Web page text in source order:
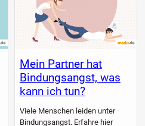
Mein Partner hat
Bindungsangst, was
kann ich tun?
Viele Menschen leiden unter
Bindungsangst. Erfahre hier